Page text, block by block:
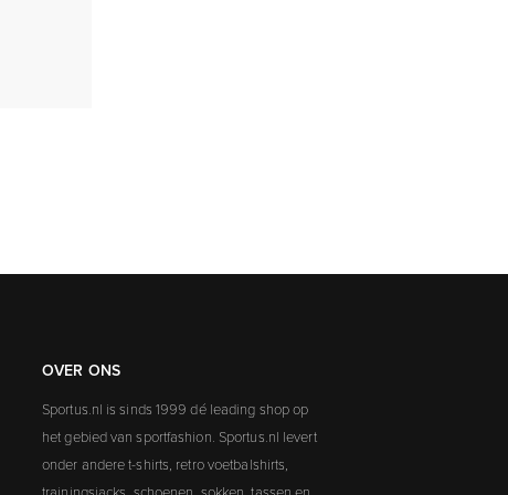
OVER ONS
Sportus.nl is sinds 1999 dé leading shop op
het gebied van sportfashion. Sportus.nl levert
onder andere t-shirts, retro voetbalshirts,